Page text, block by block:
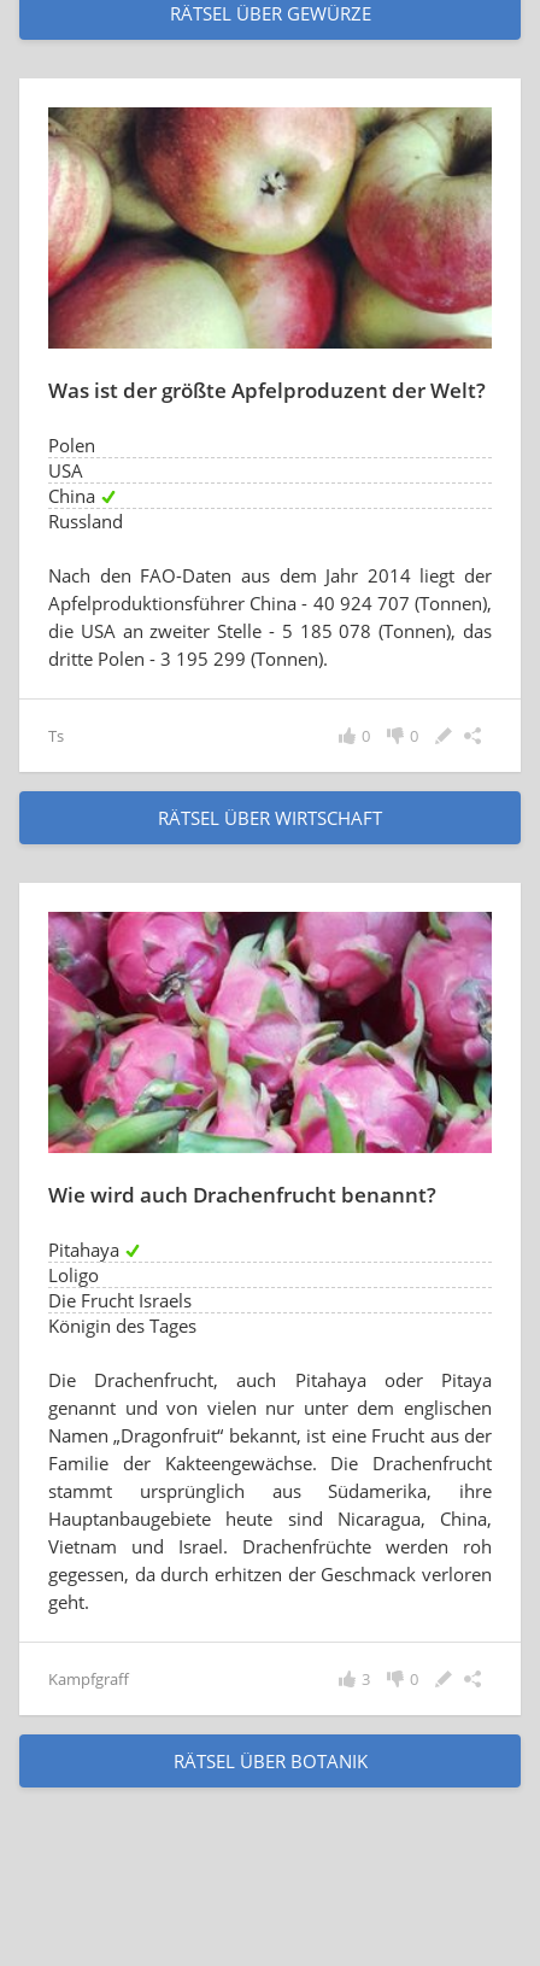
RÄTSEL ÜBER GEWÜRZE
Was ist der größte Apfelproduzent der Welt?
Polen
USA
China
Russland
Nach den FAO-Daten aus dem Jahr 2014 liegt der
Apfelproduktionsführer China - 40 924 707 (Tonnen),
die USA an zweiter Stelle - 5 185 078 (Tonnen), das
dritte Polen - 3 195 299 (Tonnen).
Ts 0
0
RÄTSEL ÜBER WIRTSCHAFT
Wie wird auch Drachenfrucht benannt?
Pitahaya
Loligo
Die Frucht Israels
Königin des Tages
Die Drachenfrucht, auch Pitahaya oder Pitaya
genannt und von vielen nur unter dem englischen
Namen „Dragonfruit“ bekannt, ist eine Frucht aus der
Familie der Kakteengewächse. Die Drachenfrucht
stammt ursprünglich aus Südamerika, ihre
Hauptanbaugebiete heute sind Nicaragua, China,
Vietnam und Israel. Drachenfrüchte werden roh
gegessen, da durch erhitzen der Geschmack verloren
geht.
Kampfgraff 0
3
RÄTSEL ÜBER BOTANIK